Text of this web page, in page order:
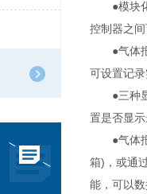
●模块化
控制器之
●气体报
可设置记
●三种显
置是否显
●气体报
箱)，或通
能，可以